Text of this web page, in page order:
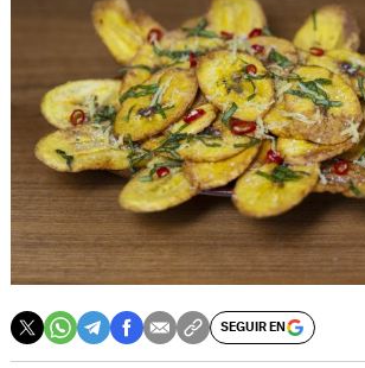
SEGUIR EN